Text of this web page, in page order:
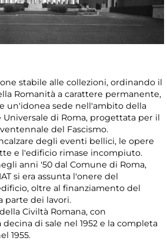
stabile alle collezioni, ordinando il
Romanità a carattere permanente,
un'idonea sede nell'ambito della
Universale di Roma, progettata per il
del Fascismo.
degli eventi bellici, le opere
e l'edificio rimase incompiuto.
anni '50 dal Comune di Roma,
si era assunta l'onere del
oltre al finanziamento del
parte dei lavori.
Civiltà Romana, con
di sale nel 1952 e la completa
1955.